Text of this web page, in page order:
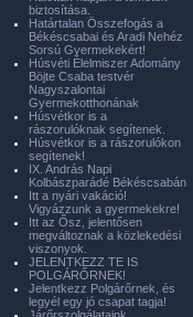
biztosítása.
Határtalan Összefogás a
Békéscsabai és Aradi Nehéz
Sorsú Gyermekekért!
Húsvéti Élelmiszer Adomány
Böjte Csaba testvér
Nagyszalontai
Gyermekotthonának
Húsvétkor is a
rászorulóknak segítenek.
Húsvétkor is a rászorulókon
segítenek!
IX. András Napi
Kolbászparádé Békéscsabán
Itt a nyári vakáció!
Vigyázzunk a gyermekekre!
Itt az Ősz, jelentősen
megváltoznak a közlekedési
viszonyok.
JELENTKEZZ TE IS
POLGÁRŐRNEK!
Jelentkezz Polgárőrnek, és
legyél egy jó csapat tagja!